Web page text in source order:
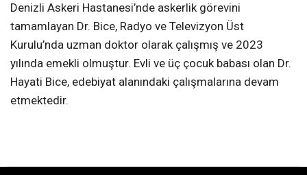
Denizli Askeri Hastanesi’nde askerlik görevini
tamamlayan Dr. Bice, Radyo ve Televizyon Üst
Kurulu’nda uzman doktor olarak çalışmış ve 2023
yılında emekli olmuştur. Evli ve üç çocuk babası olan Dr.
Hayati Bice, edebiyat alanındaki çalışmalarına devam
etmektedir.